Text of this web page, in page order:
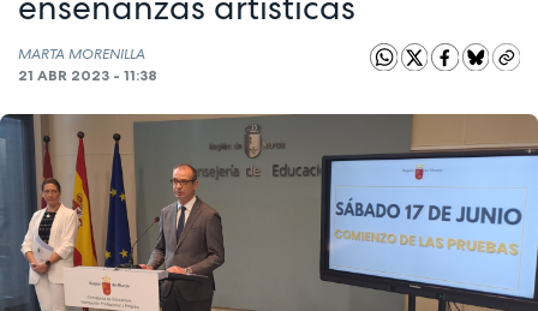
MARTA MORENILLA
21 ABR 2023 - 11:38